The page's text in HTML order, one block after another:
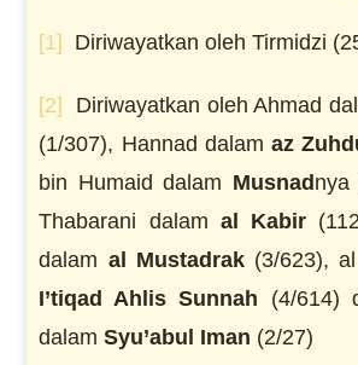
[1] Diriwayatkan oleh Tirmidzi
[2] Diriwayatkan oleh Ahmad
(1/307), Hannad dalam az
bin Humaid dalam Musnad nya
Thabarani dalam al Kabir
dalam al Mustadrak(3/623), al
I’tiqad Ahlis Sunnah (4/614)
dalamSyu’abul Iman (2/27)